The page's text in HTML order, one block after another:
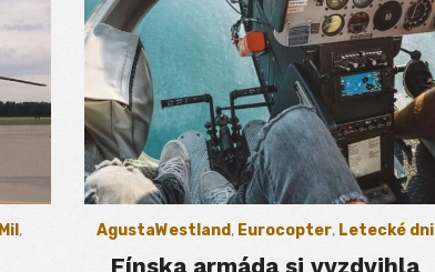
Mil ,
AgustaWestland, Eurocopter, Letecké dni
Fínska armáda si vyzdvihla